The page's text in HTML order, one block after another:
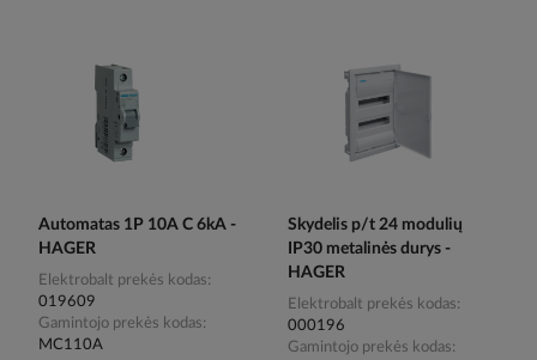
Automatas 1P 10A C 6kA -
HAGER
Elektrobalt prekės kodas
019609
Gamintojo prekės kodas
MC110A
Skydelis p/t 24 modulių
IP30 metalinės durys -
HAGER
Elektrobalt prekės kodas
000196
Gamintojo prekės kodas